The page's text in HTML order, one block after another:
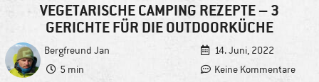
VEGETARISCHE CAMPING REZEPTE – 3
GERICHTE FÜR DIE OUTDOORKÜCHE
Bergfreund Jan
14. Juni, 2022
5 min
Keine Kommentare